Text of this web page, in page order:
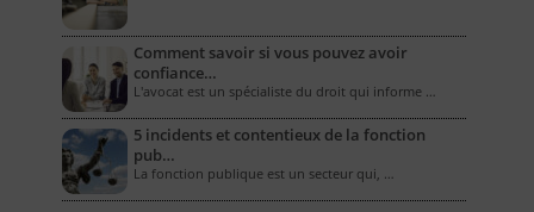
Comment savoir si vous pouvez avoir
confiance…
L'avocat est un spécialiste du droit qui informe …
5 incidents et contentieux de la fonction
pub…
La fonction publique est un secteur qui, …